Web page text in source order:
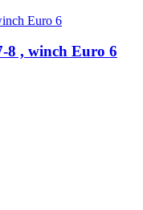
8 , winch Euro 6